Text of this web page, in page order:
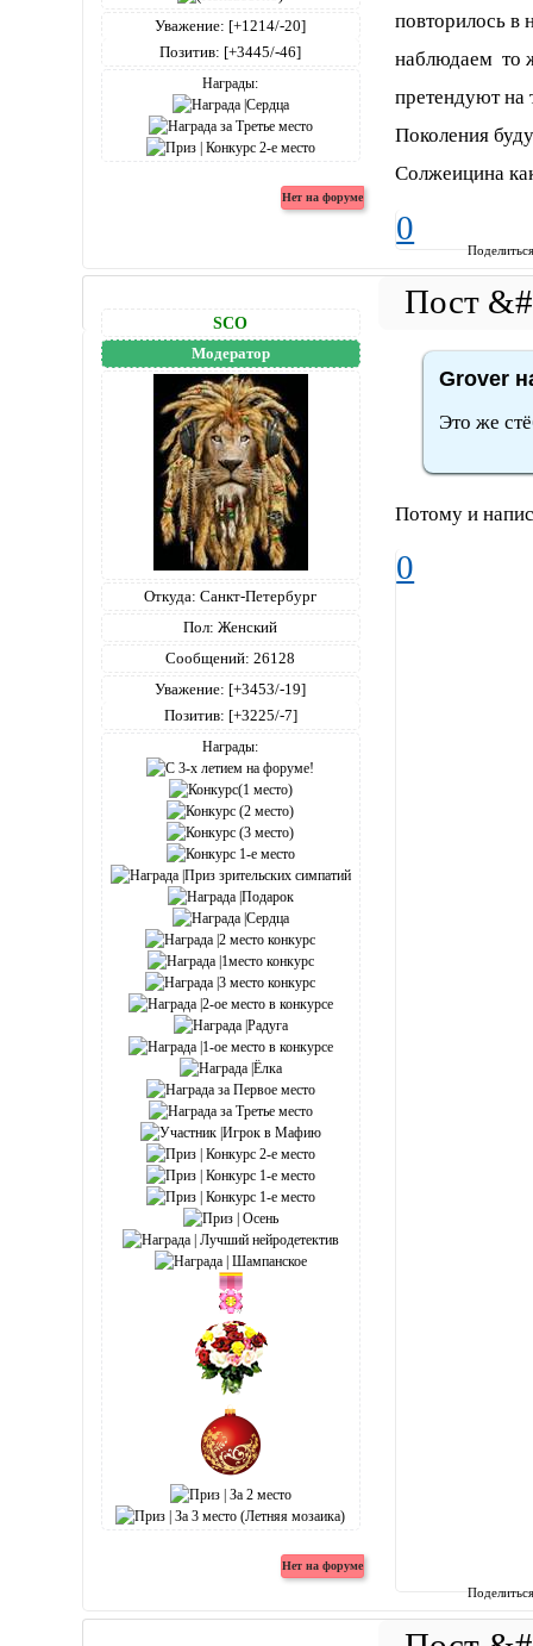
Уважение: [+1214/-20]
Позитив: [+3445/-46]
Награды:
повторилось в
наблюдаем то
претендуют на
Поколения
Солжеицина
0
SCO
Модератор
Откуда: Санкт-Петербург
Пол: Женский
Сообщений: 26128
Уважение: [+3453/-19]
Позитив: [+3225/-7]
Награды:
Grover
Это же
Потому и
0